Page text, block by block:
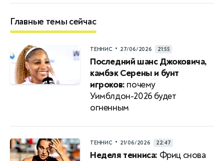
Главные темы сейчас
ТЕННИС • 27/06/2026 21:55
Последний шанс Джоковича,
камбэк Серены и бунт
игроков: почему
Уимблдон-2026 будет
огненным
ТЕННИС • 21/06/2026 22:47
Неделя тенниса: Фриц снова